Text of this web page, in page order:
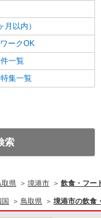
月以内）
ークOK
一覧
集一覧
索
取県 境港市 飲食・フー
鳥取県 境港市の飲食